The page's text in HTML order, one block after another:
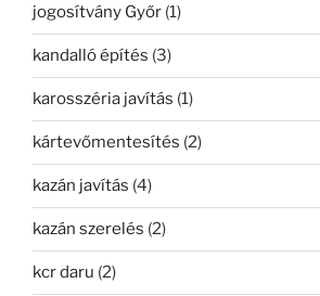
jogosítvány Győr (1)
kandalló építés (3)
karosszéria javítás (1)
kártevőmentesítés (2)
kazán javítás (4)
kazán szerelés (2)
kcr daru (2)